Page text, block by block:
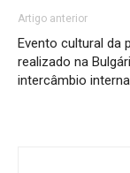
Artigo anterior
Evento cultural da
realizado na
intercâmbio